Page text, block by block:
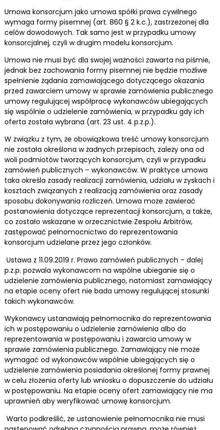
Umowa konsorcjum jako umowa spółki prawa cywilnego
wymaga formy pisemnej (art. 860 § 2 k.c.), zastrzeżonej dla
celów dowodowych. Tak samo jest w przypadku umowy
konsorcjalnej, czyli w drugim modelu konsorcjum.
Umowa nie musi być dla swojej ważności zawarta na piśmie,
jednak bez zachowania formy pisemnej nie będzie możliwe
spełnienie żądania zamawiającego dotyczącego okazania
przed zawarciem umowy w sprawie zamówienia publicznego
umowy regulującej współpracę wykonawców ubiegających
się wspólnie o udzielenie zamówienia, w przypadku gdy ich
oferta została wybrana (art. 23 ust. 4 p.z.p.).
W związku z tym, że obowiązkowa treść umowy konsorcjum
nie została określona w żadnych przepisach, zależy ona od
woli podmiotów tworzących konsorcjum, czyli w przypadku
zamówień publicznych – wykonawców. W praktyce umowa
taka określa zasady realizacji zamówienia, udziału w zyskach i
kosztach związanych z realizacją zamówienia oraz zasady
sposobu dokonywania rozliczeń. Umowa może zawierać
postanowienia dotyczące reprezentacji konsorcjum, a także,
co zostało wskazane w orzecznictwie Zespołu Arbitrów,
zastępować pełnomocnictwo do reprezentowania
konsorcjum udzielane przez jego członków.
Ustawa z 11.09.2019 r. Prawo zamówień publicznych – dalej
p.z.p. pozwala wykonawcom na wspólne ubieganie się o
udzielenie zamówienia publicznego, natomiast zamawiający
na etapie oceny ofert nie bada umowy regulującej stosunki
takich wykonawców.
Wykonawcy ustanawiają pełnomocnika do reprezentowania
ich w postępowaniu o udzielenie zamówienia albo do
reprezentowania w postępowaniu i zawarcia umowy w
sprawie zamówienia publicznego. Zamawiający nie może
wymagać od wykonawców wspólnie ubiegających się o
udzielenie zamówienia posiadania określonej formy prawnej
w celu złożenia oferty lub wniosku o dopuszczenie do udziału
w postępowaniu. Na etapie oceny ofert zamawiający nie ma
uprawnień aby weryfikować umowę konsorcjum.
Warto podkreślić, że ustanowienie pełnomocnika nie musi